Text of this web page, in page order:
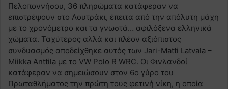
Πελοποννήσου, 36 πληρώματα κατάφεραν να
επιστρέψουν στο Λουτράκι, έπειτα από την απόλυτη μάχη
με το χρονόμετρο και τα γνωστά… αφιλόξενα ελληνικά
χώματα. Ταχύτερος αλλά και πλέον αξιόπιστος
συνδυασμός αποδείχθηκε αυτός των Jari-Matti Latvala –
Miikka Anttila με το VW Polo R WRC. Οι Φινλανδοί
κατάφεραν να σημειώσουν στον 6ο γύρο του
Πρωταθλήματος την πρώτη τους φετινή νίκη, η οποία